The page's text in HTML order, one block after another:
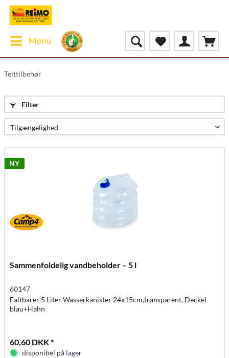
Menu
Telttilbehør
Filter
NY
Sammenfoldelig vandbeholder – 5 l
60147
Faltbarer 5 Liter Wasserkanister 24x15cm,transparent, Deckel
blau+Hahn
60,60 DKK *
disponibel på lager